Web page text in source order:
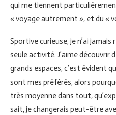
qui me tiennent
« voyage autrement », et du «
Sportive curieuse, je n’ai
seule activité. J’aime découvrir
grands espaces, c’est évident
sont mes préférés, alors
très moyenne dans tout,
sait, je changerais peut-être